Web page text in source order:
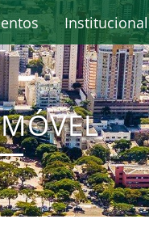
Institucional